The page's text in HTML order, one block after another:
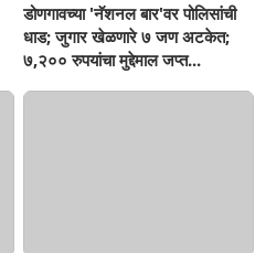
डोणगावच्या 'नॅशनल बार'वर पोलिसांची
धाड; जुगार खेळणारे ७ जण अटकेत;
७,२०० रुपयांचा मुद्देमाल जप्त...